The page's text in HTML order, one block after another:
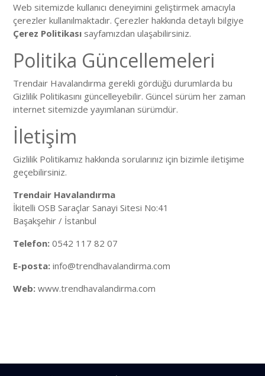
Web sitemizde kullanıcı deneyimini geliştirmek amacıyla
çerezler kullanılmaktadır. Çerezler hakkında detaylı bilgiye
Çerez Politikası sayfamızdan ulaşabilirsiniz.
Politika Güncellemeleri
Trendair Havalandırma gerekli gördüğü durumlarda bu
Gizlilik Politikasını güncelleyebilir. Güncel sürüm her zaman
internet sitemizde yayımlanan sürümdür.
İletişim
Gizlilik Politikamız hakkında sorularınız için bizimle iletişime
geçebilirsiniz.
Trendair Havalandırma
İkitelli OSB Saraçlar Sanayi Sitesi No:41
Başakşehir / İstanbul
Telefon: 0542 117 82 07
E-posta: info@trendhavalandirma.com
Web: www.trendhavalandirma.com